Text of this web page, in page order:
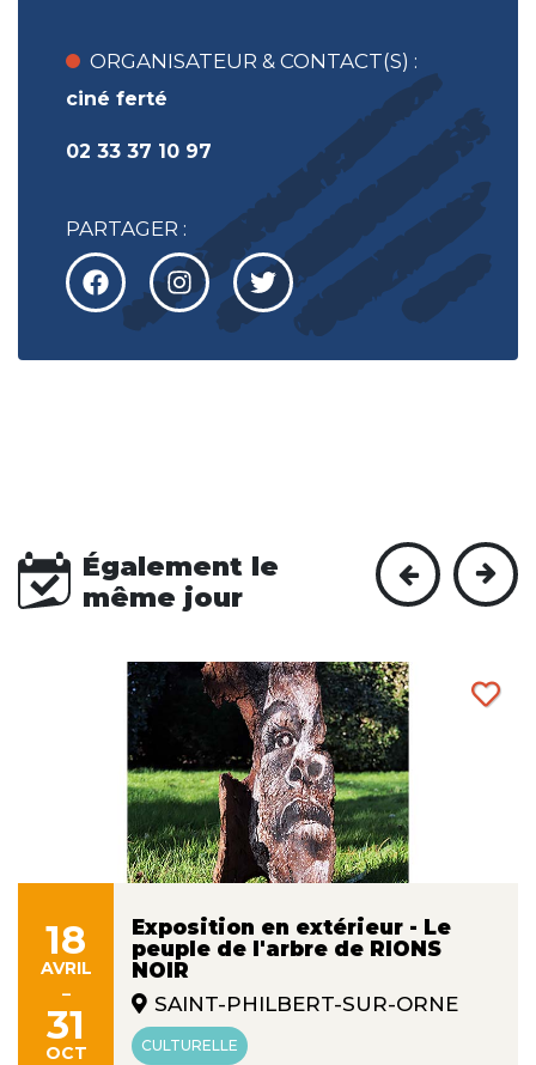
ORGANISATEUR & CONTACT(S) :
ciné ferté
02 33 37 10 97
PARTAGER :
Également le
même jour
18
AVRIL
-
31
OCT
Exposition en extérieur - Le
peuple de l'arbre de RIONS
NOIR
SAINT-PHILBERT-SUR-ORNE
CULTURELLE